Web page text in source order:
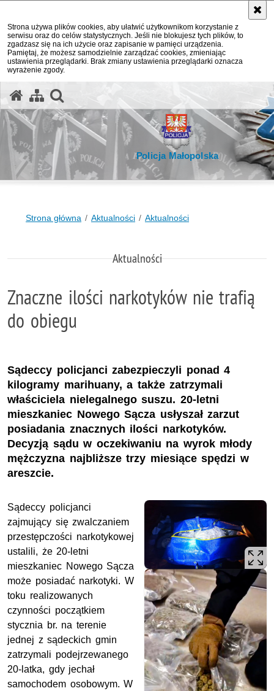
Strona używa plików cookies, aby ułatwić użytkownikom korzystanie z
serwisu oraz do celów statystycznych. Jeśli nie blokujesz tych plików, to
zgadzasz się na ich użycie oraz zapisanie w pamięci urządzenia.
Pamiętaj, że możesz samodzielnie zarządzać cookies, zmieniając
ustawienia przeglądarki. Brak zmiany ustawienia przeglądarki oznacza
wyrażenie zgody.
Policja Małopolska
Strona główna Aktualności Aktualności
Aktualności
Znaczne ilości narkotyków nie trafią
do obiegu
Sądeccy policjanci zabezpieczyli ponad 4
kilogramy marihuany, a także zatrzymali
właściciela nielegalnego suszu. 20-letni
mieszkaniec Nowego Sącza usłyszał zarzut
posiadania znacznych ilości narkotyków.
Decyzją sądu w oczekiwaniu na wyrok młody
mężczyzna najbliższe trzy miesiące spędzi w
areszcie.
Sądeccy policjanci
zajmujący się zwalczaniem
przestępczości narkotykowej
ustalili, że 20-letni
mieszkaniec Nowego Sącza
może posiadać narkotyki. W
toku realizowanych
czynności początkiem
stycznia br. na terenie
jednej z sądeckich gmin
zatrzymali podejrzewanego
20-latka, gdy jechał
samochodem osobowym. W